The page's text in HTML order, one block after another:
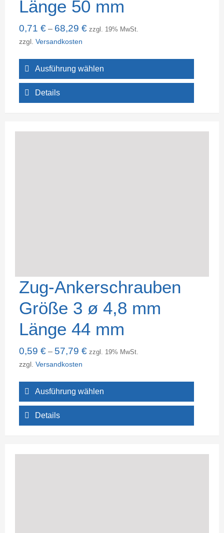
Länge 50 mm
0,71 €– 68,29 € zzgl. 19% MwSt.
zzgl. Versandkosten
Ausführung wählen
Details
Zug-Ankerschrauben
Größe 3 ø 4,8 mm
Länge 44 mm
0,59 €– 57,79 € zzgl. 19% MwSt.
zzgl. Versandkosten
Ausführung wählen
Details